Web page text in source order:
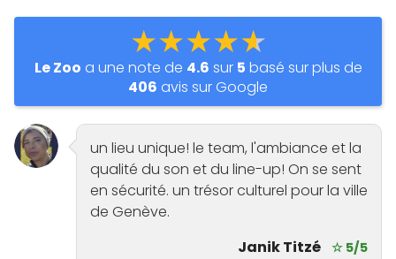
★★★★★
Le Zoo a une note de 4.6 sur 5 basé sur plus de
406 avis sur Google
un lieu unique! le team, l'ambiance et la
qualité du son et du line-up! On se sent
en sécurité. un trésor culturel pour la ville
de Genève.
Janik Titzé ☆ 5/5